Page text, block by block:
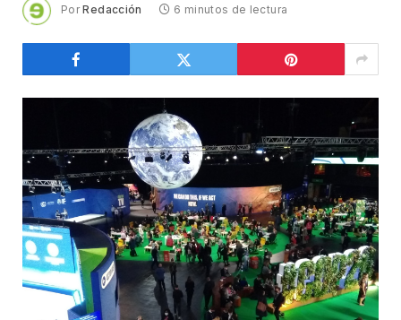
Por Redacción 6 minutos de lectura